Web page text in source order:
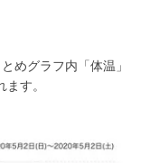
めグラフ内「体温」
す。